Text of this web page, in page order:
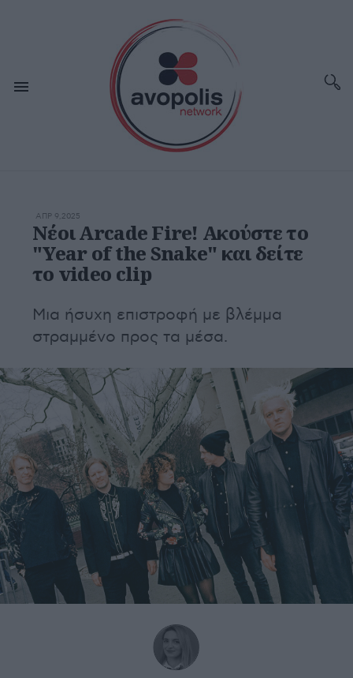
ΑΠΡ 9,2025
Νέοι Arcade Fire! Ακούστε το
"Year of the Snake" και δείτε
το video clip
Μια ήσυχη επιστροφή με βλέμμα
στραμμένο προς τα μέσα.